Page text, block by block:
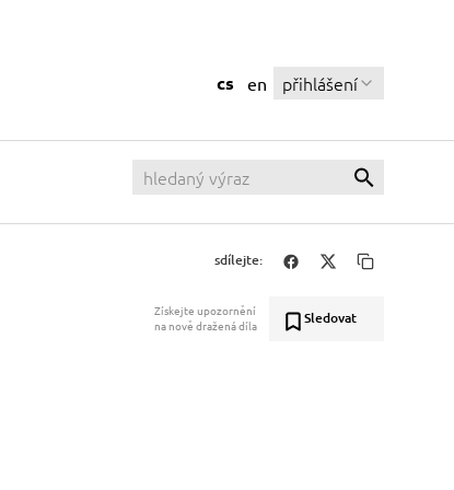
cs en přihlášení
sdílejte:
Získejte upozornění
na nově dražená díla
Sledovat